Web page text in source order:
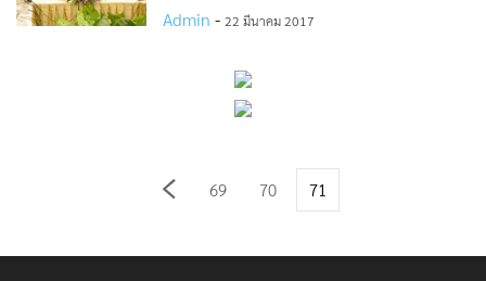
Admin - 22 มีนาคม 2017
69 70 71